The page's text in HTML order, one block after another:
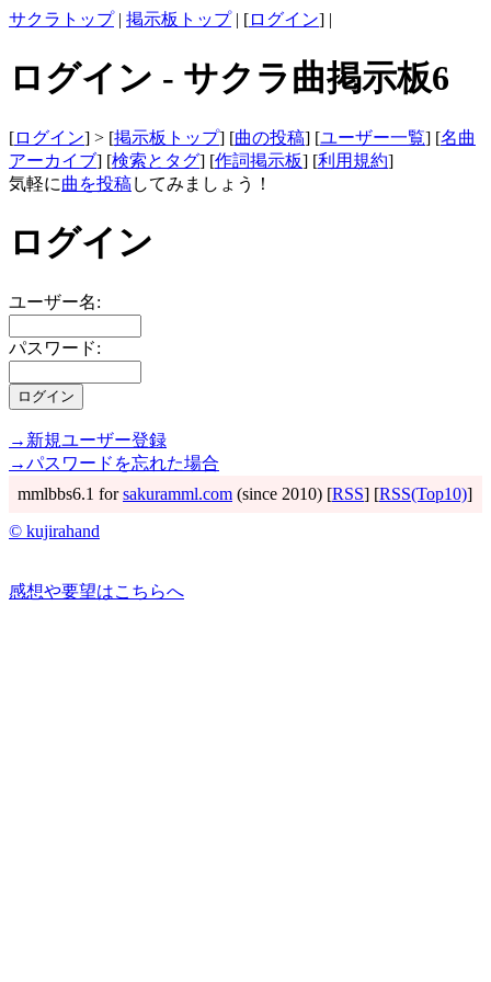
サクラトップ| 掲示板トップ| [ログイン] |
ログイン - サクラ曲掲示板6
[ログイン] > [掲示板トップ] [曲の投稿] [ユーザー一覧] [名曲
アーカイブ] [検索とタグ] [作詞掲示板] [利用規約]
気軽に曲を投稿してみましょう！
ログイン
ユーザー名:
パスワード:
→新規ユーザー登録
→パスワードを忘れた場合
mmlbbs6.1 forsakuramml.com (since 2010) [RSS] [RSS(Top10)]
© kujirahand
感想や要望はこちらへ